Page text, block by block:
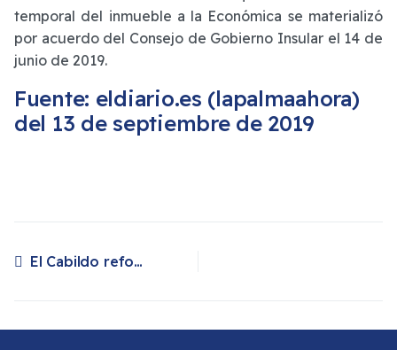
temporal del inmueble a la Económica se materializó
por acuerdo del Consejo de Gobierno Insular el 14 de
junio de 2019.
Fuente: eldiario.es (lapalmaahora)
del 13 de septiembre de 2019
Artículo anterior: El Cabildo reforma el antiguo edificio de Radio ECCA para convertirlo en sede de la Real Sociedad Económica Amigos del País
El Cabildo reforma el antiguo edificio de Radio ECCA para convertirlo en sede de la Real Sociedad Económica Amigos del País